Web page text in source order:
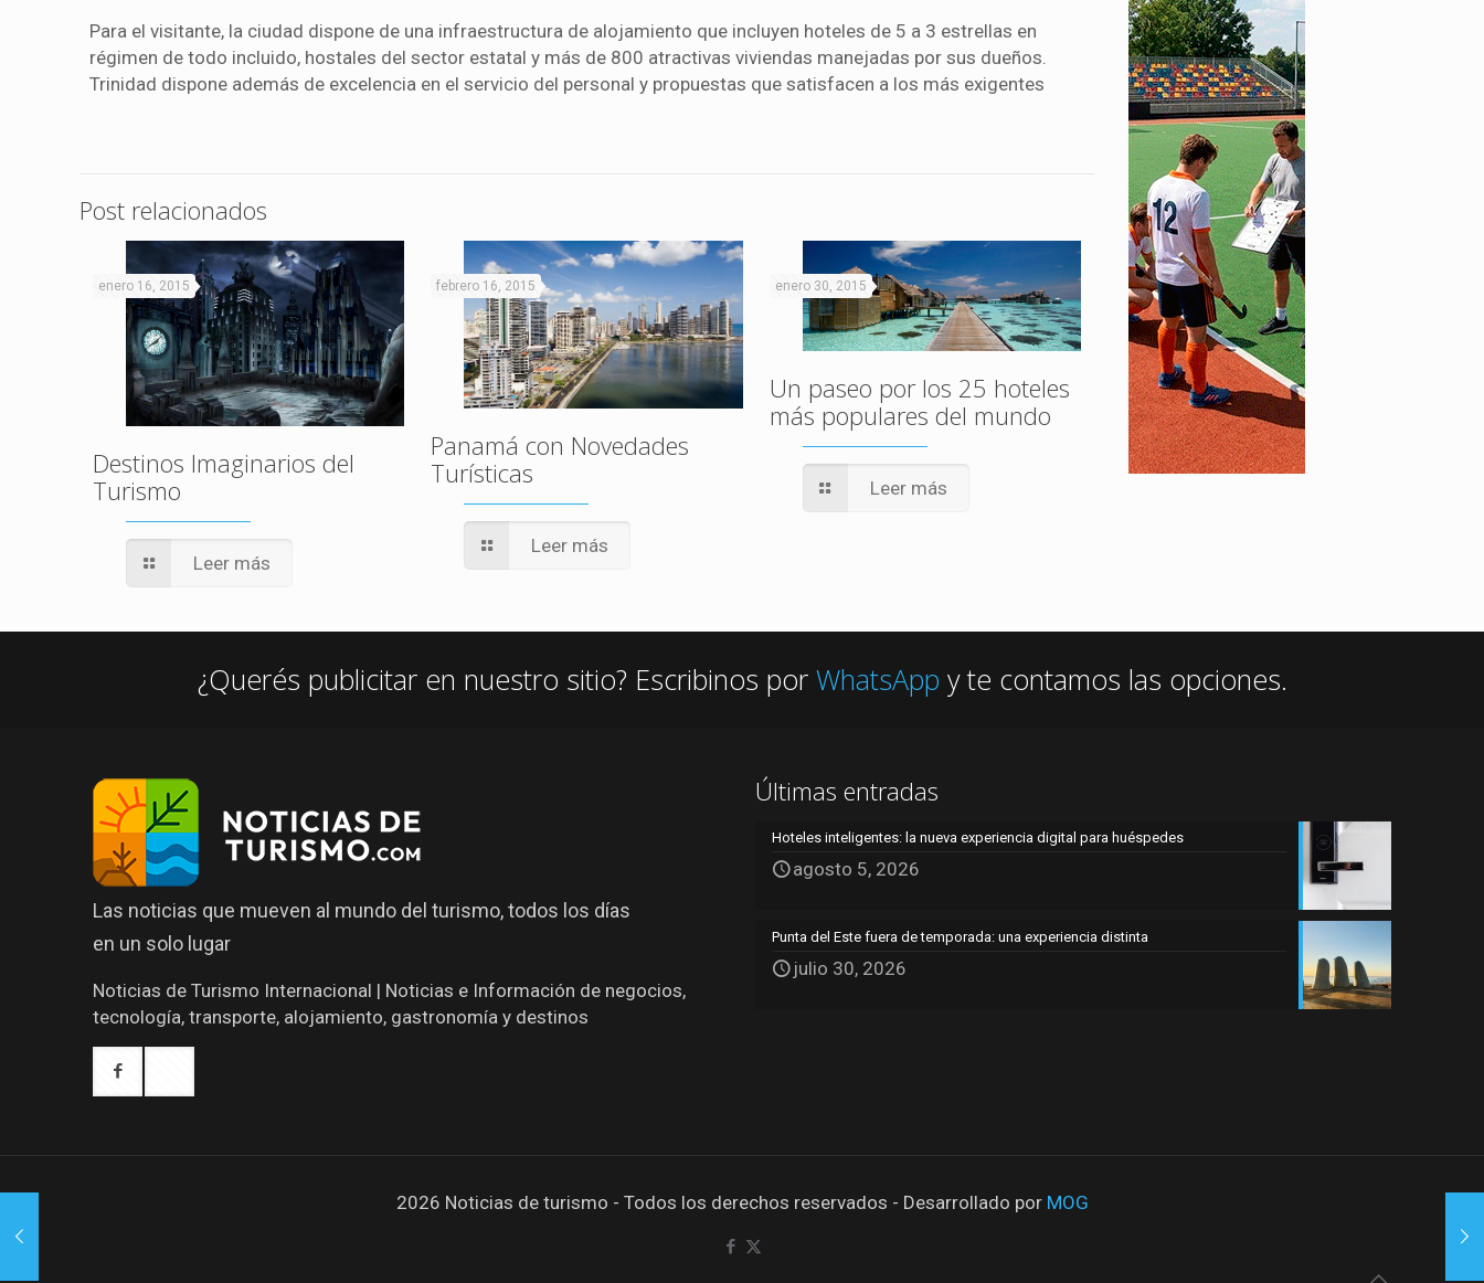
Para el visitante, la ciudad dispone de una infraestructura de alojamiento que incluyen hoteles de 5 a 3 estrellas en
régimen de todo incluido, hostales del sector estatal y más de 800 atractivas viviendas manejadas por sus dueños.
Trinidad dispone además de excelencia en el servicio del personal y propuestas que satisfacen a los más exigentes
Post relacionados
enero 16, 2015
Destinos Imaginarios del
Turismo
Leer más
febrero 16, 2015
Panamá con Novedades
Turísticas
Leer más
enero 30, 2015
Un paseo por los 25 hoteles
más populares del mundo
Leer más
¿Querés publicitar en nuestro sitio? Escribinos por WhatsApp y te contamos las opciones.
Las noticias que mueven al mundo del turismo, todos los días
en un solo lugar
Noticias de Turismo Internacional | Noticias e Información de negocios,
tecnología, transporte, alojamiento, gastronomía y destinos
Últimas entradas
Hoteles inteligentes: la nueva experiencia digital para huéspedes
agosto 5, 2026
Punta del Este fuera de temporada: una experiencia distinta
julio 30, 2026
2026 Noticias de turismo - Todos los derechos reservados - Desarrollado por MOG